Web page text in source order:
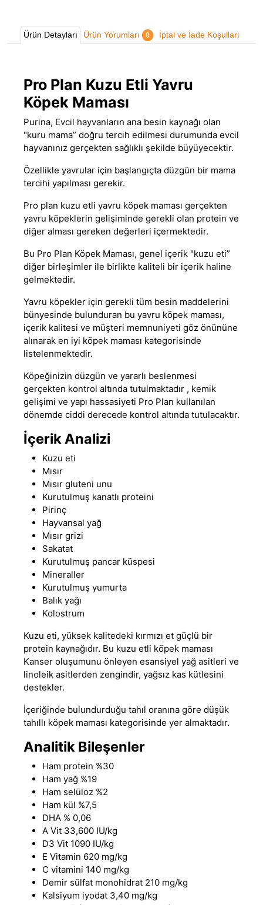
Ürün Detayları Ürün Yorumları 0 İptal ve İade Koşulları
Pro Plan Kuzu Etli Yavru
Köpek Maması
Purina, Evcil hayvanların ana besin kaynağı olan
"kuru mama” doğru tercih edilmesi durumunda evcil
hayvanınız gerçekten sağlıklı şekilde büyüyecektir.
Özellikle yavrular için başlangıçta düzgün bir mama
tercihi yapılması gerekir.
Pro plan kuzu etli yavru köpek maması gerçekten
yavru köpeklerin gelişiminde gerekli olan protein ve
diğer alması gereken değerleri içermektedir.
Bu Pro Plan Köpek Maması, genel içerik "kuzu eti”
diğer birleşimler ile birlikte kaliteli bir içerik haline
gelmektedir.
Yavru köpekler için gerekli tüm besin maddelerini
bünyesinde bulunduran bu yavru köpek maması,
içerik kalitesi ve müşteri memnuniyeti göz önününe
alınarak en iyi köpek maması kategorisinde
listelenmektedir.
Köpeğinizin düzgün ve yararlı beslenmesi
gerçekten kontrol altında tutulmaktadır , kemik
gelişimi ve yapı hassasiyeti Pro Plan kullanılan
dönemde ciddi derecede kontrol altında tutulacaktır.
İçerik Analizi
Kuzu eti
Mısır
Mısır gluteni unu
Kurutulmuş kanatlı proteini
Pirinç
Hayvansal yağ
Mısır grizi
Sakatat
Kurutulmuş pancar küspesi
Mineraller
Kurutulmuş yumurta
Balık yağı
Kolostrum
Kuzu eti, yüksek kalitedeki kırmızı et güçlü bir
protein kaynağıdır. Bu kuzu etli köpek maması
Kanser oluşumunu önleyen esansiyel yağ asitleri ve
linoleik asitlerden zengindir, yağsız kas kütlesini
destekler.
İçeriğinde bulundurduğu tahıl oranına göre düşük
tahıllı köpek maması kategorisinde yer almaktadır.
Analitik Bileşenler
Ham protein %30
Ham yağ %19
Ham selüloz %2
Ham kül %7,5
DHA % 0,06
A Vit 33,600 IU/kg
D3 Vit 1090 IU/kg
E Vitamin 620 mg/kg
C vitamini 140 mg/kg
Demir sülfat monohidrat 210 mg/kg
Kalsiyum iyodat 3,40 mg/kg